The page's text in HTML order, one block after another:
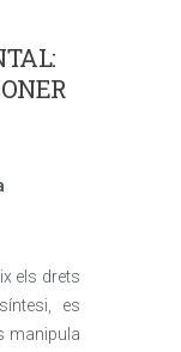
els drets
es
manipula